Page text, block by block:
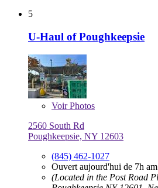
5
U-Haul of Poughkeepsie
VoirPhotos
2560 South Rd
Poughkeepsie, NY 12603
(845) 462-1027
Ouvert aujourd'hui de 7h
(Located in the Post Road